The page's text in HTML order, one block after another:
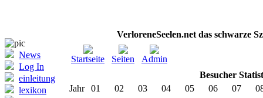
News
Log In
einleitung
lexikon
VerloreneSeelen.net das schwarze
Startseite Seiten
Admin
Besucher
Jahr
01 02 03 04 05 06 07